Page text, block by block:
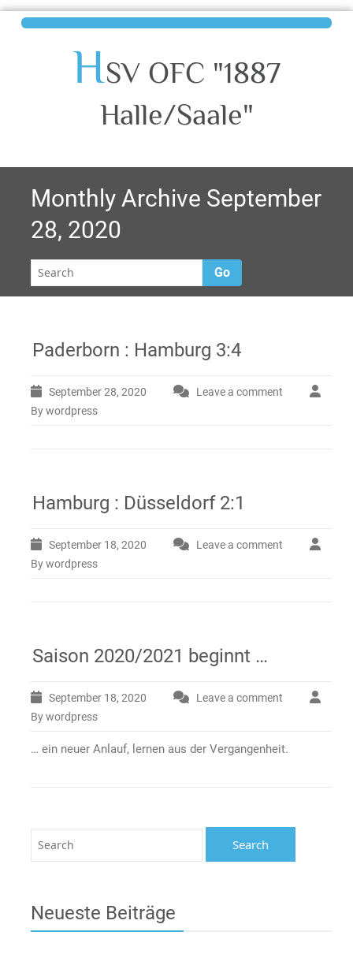
HSV OFC "1887
Halle/Saale"
Monthly Archive September
28, 2020
Go
Paderborn : Hamburg 3:4
September 28, 2020
Leave a comment
By wordpress
Hamburg : Düsseldorf 2:1
September 18, 2020
Leave a comment
By wordpress
Saison 2020/2021 beginnt …
September 18, 2020
Leave a comment
By wordpress
… ein neuer Anlauf, lernen aus der Vergangenheit.
Neueste Beiträge